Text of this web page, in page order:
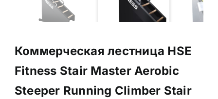
Коммерческая лестница HSE
Fitness Stair Master Aerobic
Steeper Running Climber Stair